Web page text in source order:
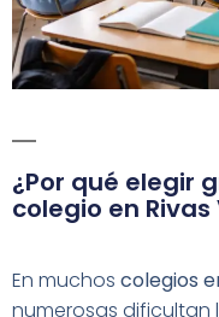
¿Por qué elegir
colegio en
En muchos colegios
numerosas dificultan